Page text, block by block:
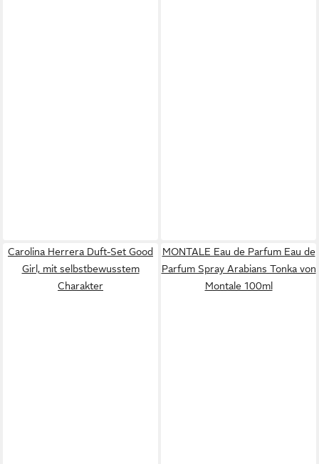
Carolina Herrera Duft-Set Good
Girl, mit selbstbewusstem
Charakter
MONTALE Eau de Parfum Eau de
Parfum Spray Arabians Tonka von
Montale 100ml